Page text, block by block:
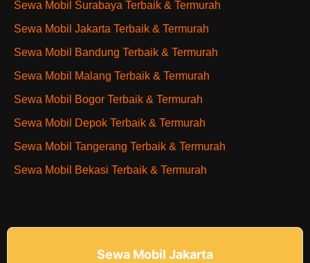
Sewa Mobil Surabaya Terbaik & Termurah
Sewa Mobil Jakarta Terbaik & Termurah
Sewa Mobil Bandung Terbaik & Termurah
Sewa Mobil Malang Terbaik & Termurah
Sewa Mobil Bogor Terbaik & Termurah
Sewa Mobil Depok Terbaik & Termurah
Sewa Mobil Tangerang Terbaik & Termurah
Sewa Mobil Bekasi Terbaik & Termurah
Sewa Mobil Jakarta